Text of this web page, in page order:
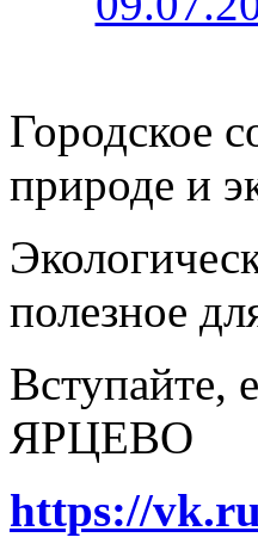
Городское
природе и
полезное
ЯРЦЕВО
https://